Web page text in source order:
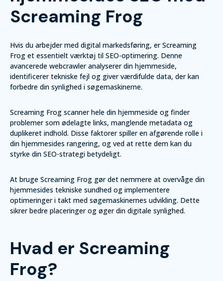
Screaming Frog
Hvis du arbejder med digital markedsføring, er Screaming
Frog et essentielt værktøj til SEO-optimering. Denne
avancerede webcrawler analyserer din hjemmeside,
identificerer tekniske fejl og giver værdifulde data, der kan
forbedre din synlighed i søgemaskinerne.
Screaming Frog scanner hele din hjemmeside og finder
problemer som ødelagte links, manglende metadata og
duplikeret indhold. Disse faktorer spiller en afgørende rolle i
din hjemmesides rangering, og ved at rette dem kan du
styrke din SEO-strategi betydeligt.
At bruge Screaming Frog gør det nemmere at overvåge din
hjemmesides tekniske sundhed og implementere
optimeringer i takt med søgemaskinernes udvikling. Dette
sikrer bedre placeringer og øger din digitale synlighed.
Hvad er Screaming
Frog?